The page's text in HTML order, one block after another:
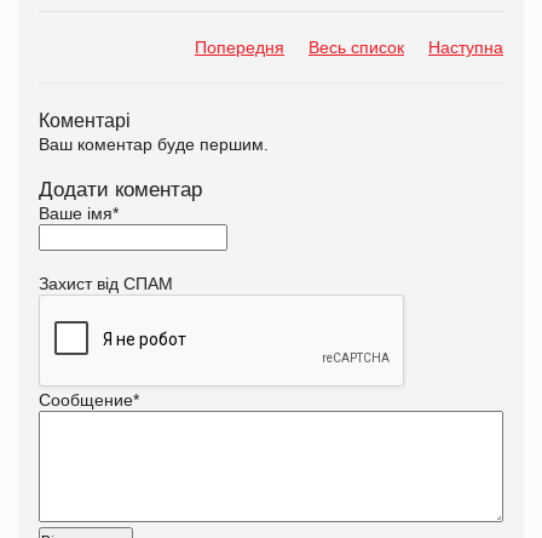
Попередня Весь список Наступна
Коментарі
Ваш коментар буде першим.
Додати коментар
Ваше імя*
Захист від СПАМ
Сообщение*